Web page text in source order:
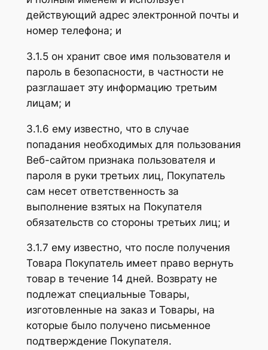
действующий адрес электронной почты и
номер телефона; и
3.1.5 он хранит свое имя пользователя и
пароль в безопасности, в частности не
разглашает эту информацию третьим
лицам; и
3.1.6 ему известно, что в случае
попадания необходимых для пользования
Веб-сайтом признака пользователя и
пароля в руки третьих лиц, Покупатель
сам несет ответственность за
выполнение взятых на Покупателя
обязательств со стороны третьих лиц; и
3.1.7 ему известно, что после получения
Товара Покупатель имеет право вернуть
товар в течение 14 дней. Возврату не
подлежат специальные Товары,
изготовленные на заказ и Товары, на
которые было получено письменное
подтверждение Покупателя.